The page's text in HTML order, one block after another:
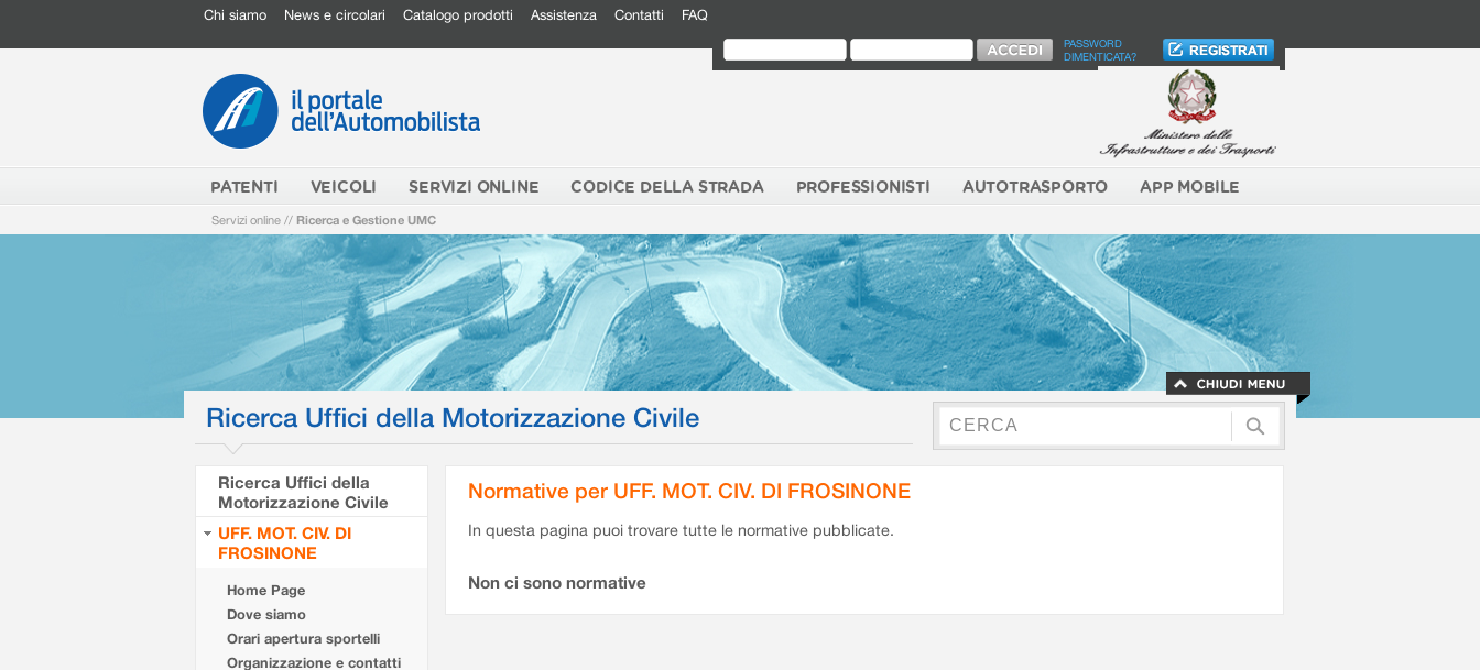
Chi siamo News e circolari Catalogo prodotti Assistenza Contatti FAQ
PASSWORD
DIMENTICATA?
PATENTI VEICOLI SERVIZI ONLINE CODICE DELLA STRADA PROFESSIONISTI AUTOTRASPORTO APP MOBILE
Servizi online // Ricerca e Gestione UMC
Ricerca Uffici della Motorizzazione Civile
Ricerca Uffici della
Motorizzazione Civile
UFF. MOT. CIV. DI
FROSINONE
Home Page
Dove siamo
Orari apertura sportelli
Organizzazione e contatti
Normative per UFF. MOT. CIV. DI FROSINONE
In questa pagina puoi trovare tutte le normative pubblicate.
Non ci sono normative